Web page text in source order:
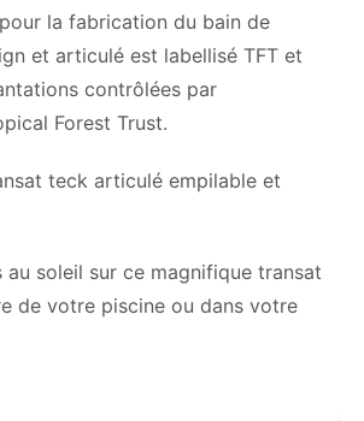
la fabrication du bain de
et articulé est labellisé TFT et
contrôlées par
Forest Trust.
teck articulé empilable et
au soleil sur ce magnifique transat
de votre piscine ou dans votre